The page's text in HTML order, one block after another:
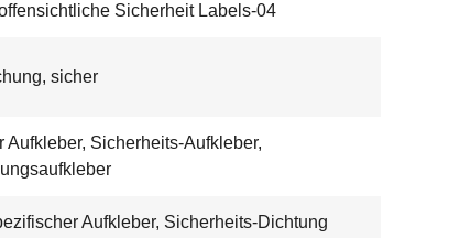
Sicherheit Labels-04
sicher
Aufkleber, Sicherheits-Aufkleber,
Aufkleber, Sicherheits-Dichtung